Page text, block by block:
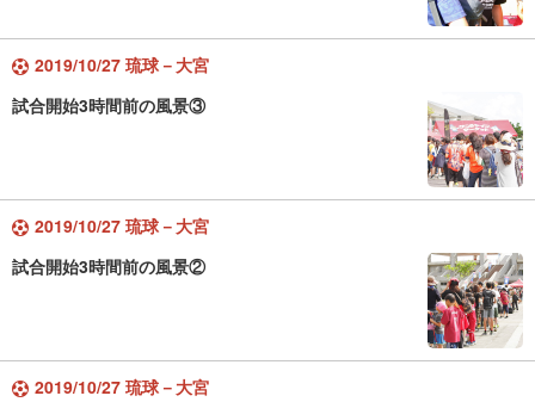
2019/10/27 琉球－大宮
試合開始3時間前の風景③
2019/10/27 琉球－大宮
試合開始3時間前の風景②
2019/10/27 琉球－大宮